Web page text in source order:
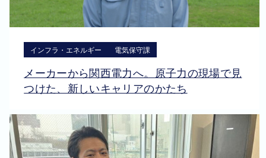
インフラ・エネルギー 電気保守課
メーカーから関西電力へ。原子力の現場で見
つけた、新しいキャリアのかたち